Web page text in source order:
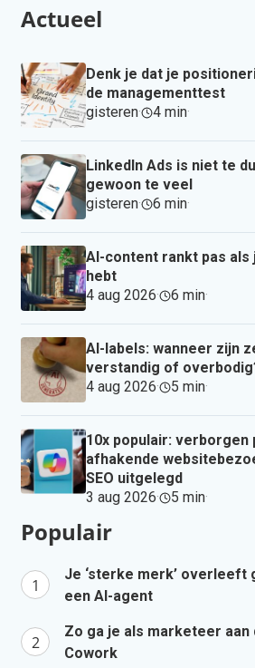
Actueel
Denk je dat je
de managementtest
gisteren· 4 min·
LinkedIn Ads is niet te
gewoon te veel
gisteren· 6 min·
AI-content rankt pas
hebt
4 aug 2026· 6 min·
AI-labels: wanneer zijn
verstandig of
4 aug 2026· 5 min·
10x populair: verborgen
afhakende
SEO uitgelegd
3 aug 2026· 5 min·
Populair
Je ‘sterke merk’
een AI-agent
Zo ga je als marketeer aan
Cowork